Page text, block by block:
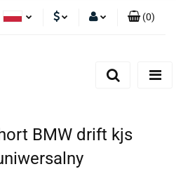
(0)
BMW drift kjs